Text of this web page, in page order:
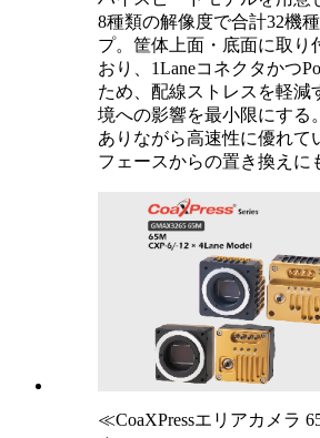
8種類の解像度で合計32機
プ。筐体上面・底面に取り
おり、1Laneコネクタかつ
ため、配線ストレスを軽減
境への影響を最小限にする
ありながら高速性に優れて
フェースからの置き換えに
≪CoaXPressエリアカメラ